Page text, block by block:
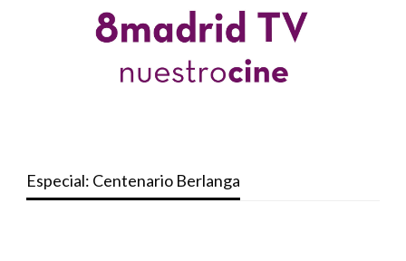
Especial: Centenario Berlanga